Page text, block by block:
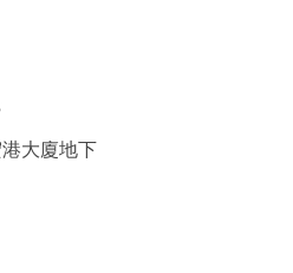
大廈地下